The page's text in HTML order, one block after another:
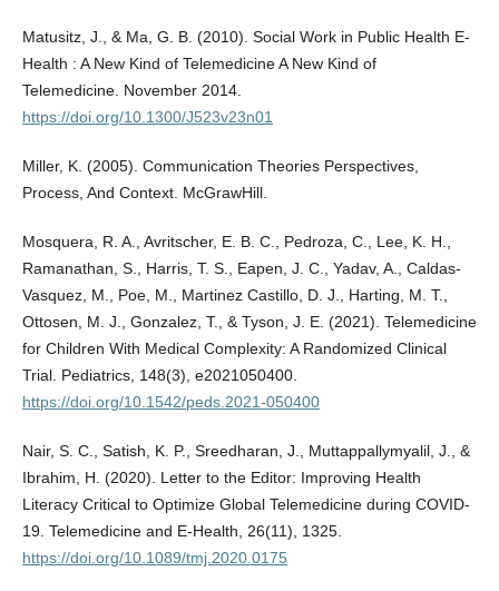
Matusitz, J., & Ma, G. B. (2010). Social Work in Public Health E-
Health : A New Kind of Telemedicine A New Kind of
Telemedicine. November 2014.
https://doi.org/10.1300/J523v23n01
Miller, K. (2005). Communication Theories Perspectives,
Process, And Context. McGrawHill.
Mosquera, R. A., Avritscher, E. B. C., Pedroza, C., Lee, K. H.,
Ramanathan, S., Harris, T. S., Eapen, J. C., Yadav, A., Caldas-
Vasquez, M., Poe, M., Martinez Castillo, D. J., Harting, M. T.,
Ottosen, M. J., Gonzalez, T., & Tyson, J. E. (2021). Telemedicine
for Children With Medical Complexity: A Randomized Clinical
Trial. Pediatrics, 148(3), e2021050400.
https://doi.org/10.1542/peds.2021-050400
Nair, S. C., Satish, K. P., Sreedharan, J., Muttappallymyalil, J., &
Ibrahim, H. (2020). Letter to the Editor: Improving Health
Literacy Critical to Optimize Global Telemedicine during COVID-
19. Telemedicine and E-Health, 26(11), 1325.
https://doi.org/10.1089/tmj.2020.0175